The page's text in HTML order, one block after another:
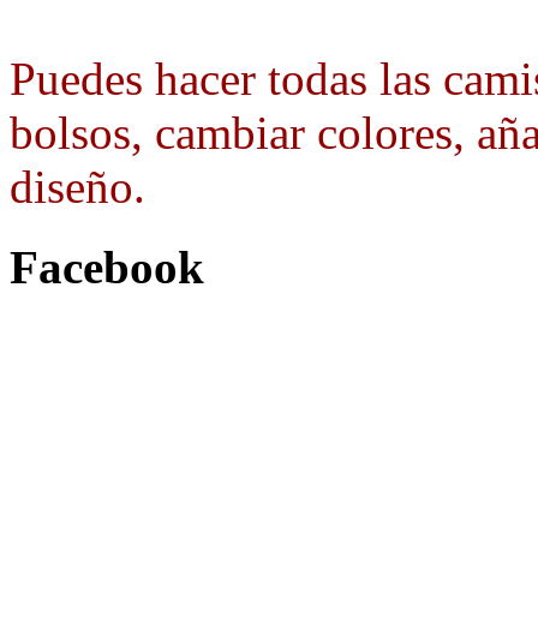
Puedes hacer todas las
bolsos, cambiar colores,
diseño.
Facebook